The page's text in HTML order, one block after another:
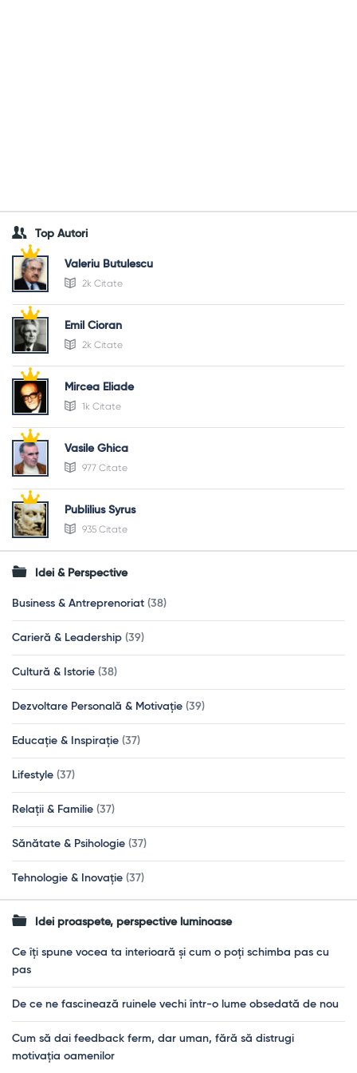
Top Autori
Valeriu Butulescu
2k Citate
Emil Cioran
2k Citate
Mircea Eliade
1k Citate
Vasile Ghica
977 Citate
Publilius Syrus
935 Citate
Idei & Perspective
Business & Antreprenoriat (38)
Carieră & Leadership (39)
Cultură & Istorie (38)
Dezvoltare Personală & Motivație (39)
Educație & Inspirație (37)
Lifestyle (37)
Relații & Familie (37)
Sănătate & Psihologie (37)
Tehnologie & Inovație (37)
Idei proaspete, perspective luminoase
Ce îți spune vocea ta interioară și cum o poți schimba pas cu
pas
De ce ne fascinează ruinele vechi într-o lume obsedată de nou
Cum să dai feedback ferm, dar uman, fără să distrugi
motivația oamenilor